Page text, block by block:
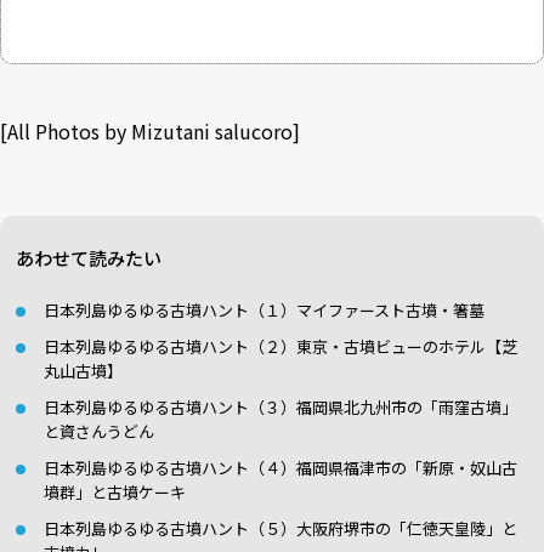
[All Photos by Mizutani salucoro]
あわせて読みたい
日本列島ゆるゆる古墳ハント（１）マイファースト古墳・箸墓
日本列島ゆるゆる古墳ハント（２）東京・古墳ビューのホテル【芝
丸山古墳】
日本列島ゆるゆる古墳ハント（３）福岡県北九州市の「雨窪古墳」
と資さんうどん
日本列島ゆるゆる古墳ハント（４）福岡県福津市の「新原・奴山古
墳群」と古墳ケーキ
日本列島ゆるゆる古墳ハント（５）大阪府堺市の「仁徳天皇陵」と